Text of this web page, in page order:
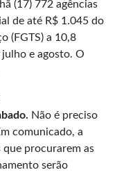
(17) 772 agências
de até R$ 1.045 do
(FGTS) a 10,8
e agosto. O
. Não é preciso
comunicado, a
que procurarem as
serão